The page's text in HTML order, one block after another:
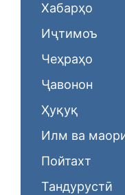
Хабарҳо
Иҷтимоъ
Чеҳраҳо
Ҷавонон
Ҳуқуқ
Илм ва
Пойтахт
Тандурустӣ